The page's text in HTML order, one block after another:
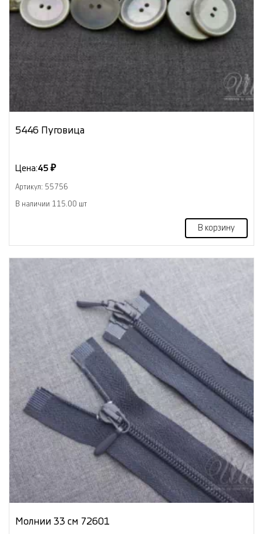
5446 Пуговица
Цена:45 ₽
Артикул: 55756
В наличии 115.00 шт
В корзину
Молнии 33 см 72601